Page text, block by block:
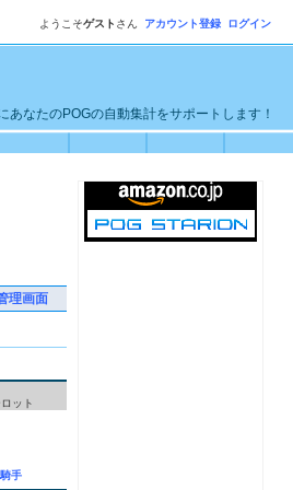
ようこそゲスト さん アカウント登録 ログイン
なたのPOGの自動集計をサポートします！
理画面
ット
騎手